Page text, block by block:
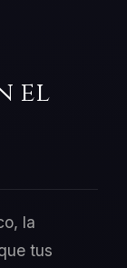
el
la
tus